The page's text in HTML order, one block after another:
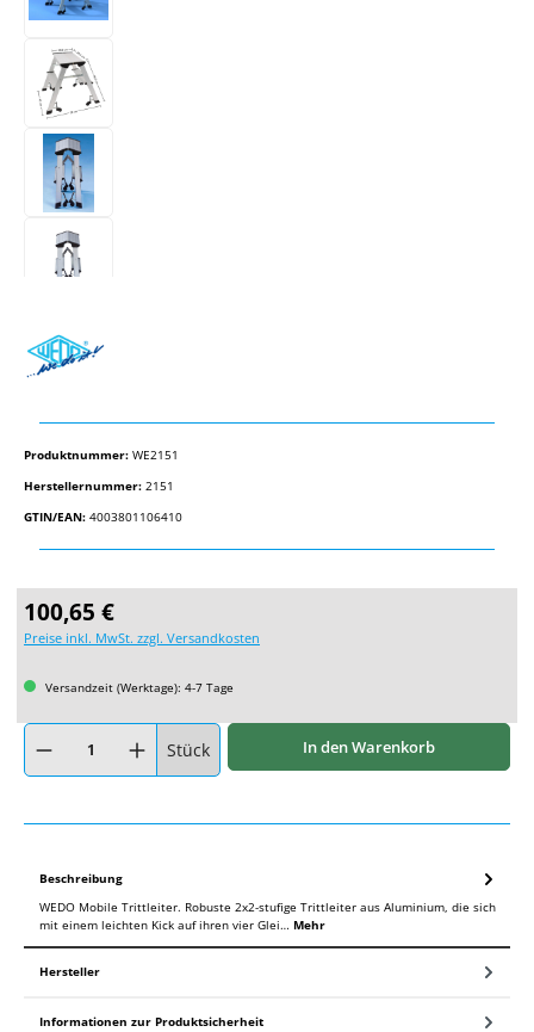
Produktnummer: WE2151
Herstellernummer: 2151
GTIN/EAN: 4003801106410
Regulärer Preis:
100,65 €
Preise inkl. MwSt. zzgl. Versandkosten
Versandzeit (Werktage): 4-7 Tage
Produkt Anzahl: Gib den gewünschten Wert ein oder benutze die Schaltflächen
Stück In den Warenkorb
Beschreibung
WEDO Mobile Trittleiter. Robuste 2x2-stufige Trittleiter aus Aluminium, die sich
mit einem leichten Kick auf ihren vier Glei… Mehr
Hersteller
Informationen zur Produktsicherheit